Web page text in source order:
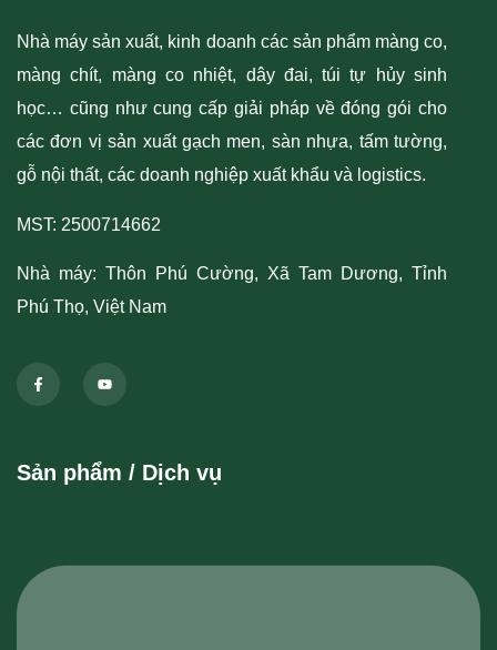
Nhà máysản xuất, kinh doanh các sản phẩm màng co,
màng chít, màng co nhiệt, dây đai, túi tự hủy sinh
học… cũng như cung cấp giải pháp về đóng gói cho
các đơn vị sản xuất gạch men, sàn nhựa, tấm tường,
gỗ nội thất, các doanh nghiệp xuất khẩu và logistics.
MST: 2500714662
Nhà máy: Thôn Phú Cường, Xã Tam Dương, Tỉnh
Phú Thọ, Việt Nam
Sản phẩm / Dịch vụ